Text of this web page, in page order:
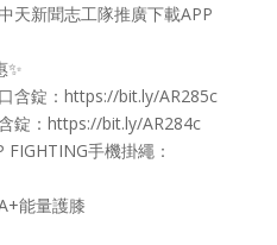
天新聞志工隊推廣下載APP
✨
含錠：https://bit.ly/AR285c
錠：https://bit.ly/AR284c
FIGHTING手機掛繩：
能量護膝